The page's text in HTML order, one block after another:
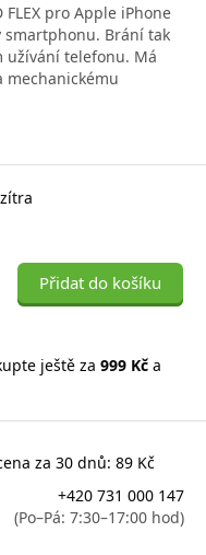
pro Apple iPhone
smartphonu. Brání tak
užívání telefonu. Má
mechanickému
Přidat do košíku
ještě za 999 Kč a
za 30 dnů: 89 Kč
+420 731 000 147
(Po–Pá: 7:30–17:00 hod)